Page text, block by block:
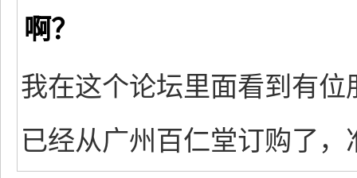
啊？
我在这个论坛里面看到有
已经从广州百仁堂订购了，